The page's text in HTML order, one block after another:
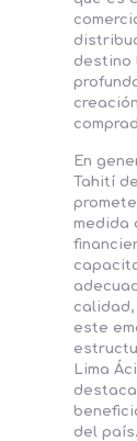
destino
En
Tahití
medida
este
Lima
del país.